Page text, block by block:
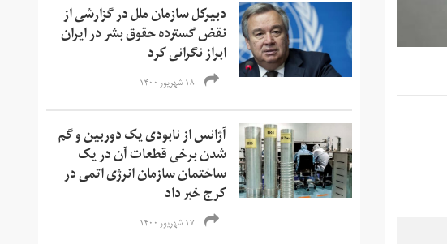
دبیرکل سازمان ملل در گزارشی از
نقض گسترده حقوق بشر در ایران
ابراز نگرانی کرد
۱۸ شهریور ۱۴۰۰
آژانس از نابودی یک دوربین و گم
شدن برخی قطعات آن در یک
ساختمان سازمان انرژی اتمی در
کرج خبر داد
۱۷ شهریور ۱۴۰۰